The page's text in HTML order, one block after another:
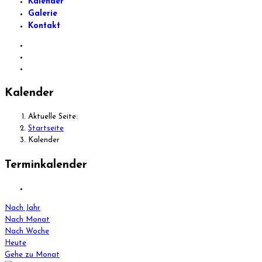
Galerie
Kontakt
Kalender
Aktuelle Seite:
Startseite
Kalender
Terminkalender
Nach Jahr
Nach Monat
Nach Woche
Heute
Gehe zu Monat